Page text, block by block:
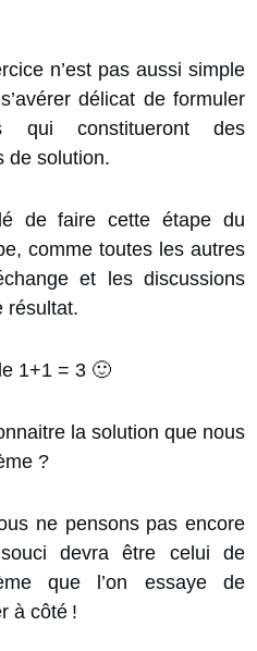
n’est pas aussi simple
délicat de formuler
qui constitueront des
de solution.
de faire cette étape du
comme toutes les autres
et les discussions
résultat.
1+1 = 3 🙂
la solution que nous
?
ne pensons pas encore
devra être celui de
que l’on essaye de
à côté !